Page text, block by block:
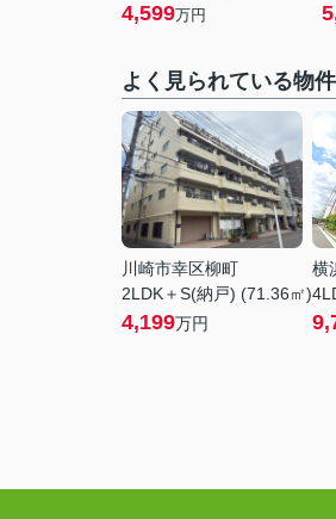
4,599万円
よく見られている物件
川崎市幸区柳町
2LDK＋S(納戸) (71.36㎡)
4,199万円
横